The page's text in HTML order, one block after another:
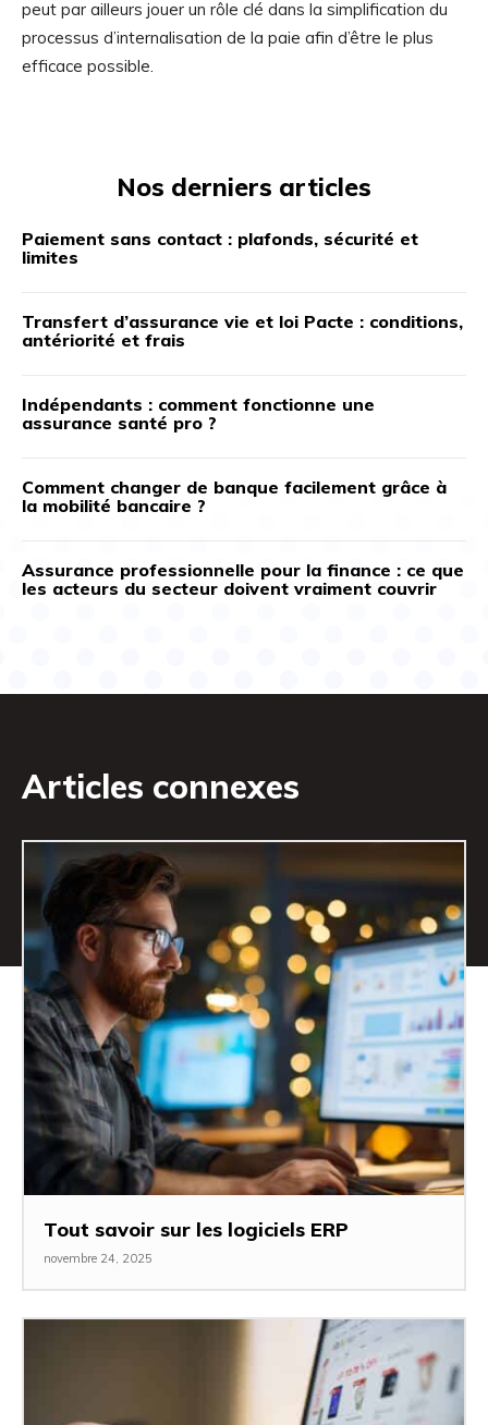
peut par ailleurs jouer un rôle clé dans la simplification du
processus d’internalisation de la paie afin d’être le plus
efficace possible.
Nos derniers articles
Paiement sans contact : plafonds, sécurité et
limites
Transfert d’assurance vie et loi Pacte : conditions,
antériorité et frais
Indépendants : comment fonctionne une
assurance santé pro ?
Comment changer de banque facilement grâce à
la mobilité bancaire ?
Assurance professionnelle pour la finance : ce que
les acteurs du secteur doivent vraiment couvrir
Articles connexes
Tout savoir sur les logiciels ERP
novembre 24, 2025